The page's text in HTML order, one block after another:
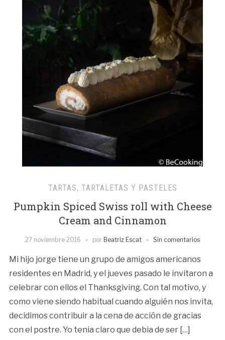
TARTAS, TARTALETAS Y PASTELES
Pumpkin Spiced Swiss roll with Cheese
Cream and Cinnamon
27 noviembre 2016 por Beatriz Escat Sin comentarios
Mi hijo jorge tiene un grupo de amigos americanos
residentes en Madrid, y el jueves pasado le invitaron a
celebrar con ellos el Thanksgiving. Con tal motivo, y
como viene siendo habitual cuando alguién nos invita,
decidimos contribuir a la cena de acción de gracias
con el postre. Yo tenia claro que debia de ser […]